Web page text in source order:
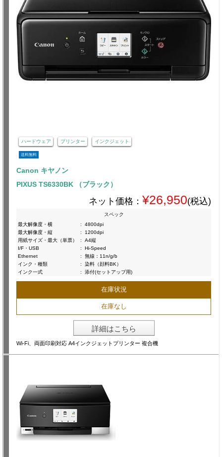
ハードウェア プリンター インクジェット
送料無料
Canon キヤノン
PIXUS TS6330BK （ブラック）
ネット価格： ¥26,950(税込)
スペック
最大解像度・横
:
4800dpi
最大解像度・縦
:
1200dpi
用紙サイズ・最大（単票）
:
A4縦
I/F・USB
:
Hi-Speed
Ethernet
:
無線：11n/g/b
インク・種類
:
染料（顔料BK）
インク一式
: 添付(セットアップ用)
在庫状況
在庫なし
詳細はこちら
Wi-Fi、両面印刷対応 A4インクジェットプリンター 複合機